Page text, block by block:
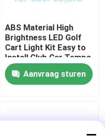
ABS Material High
Brightness LED Golf
Cart Light Kit Easy to
Install Club Car Tempo
Aanvraag sturen